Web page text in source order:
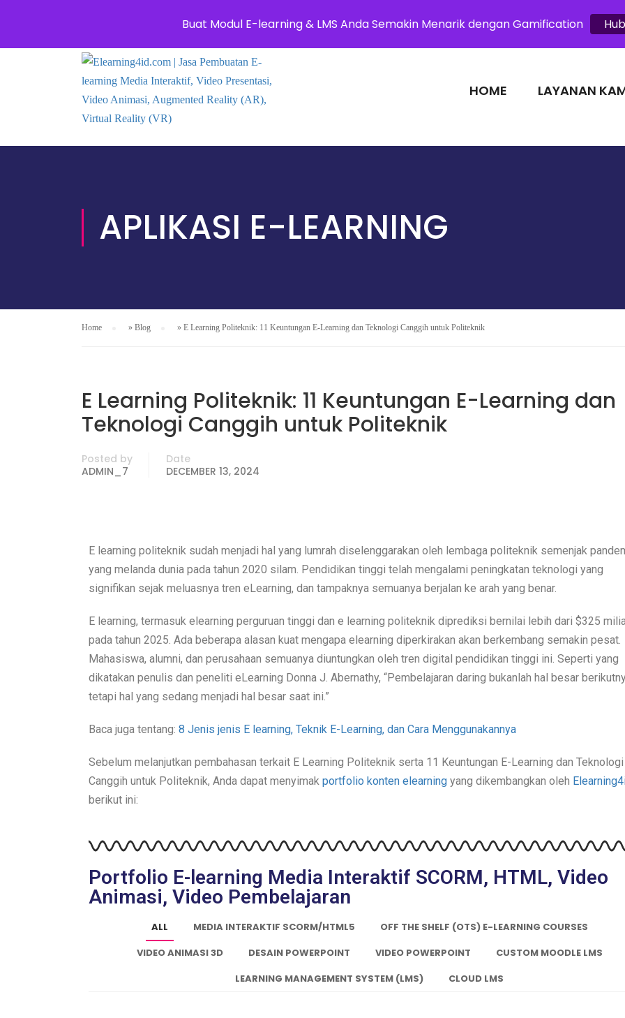
info@elearning4id.com
HOME LAYANAN
APLIKASI E-LEARNING
Home » Blog » E Learning Politeknik: 11 Keuntungan E-Learning dan Teknologi Canggih untuk Politeknik
E Learning Politeknik: 11 Keuntungan E-Learning dan
Teknologi Canggih untuk Politeknik
Posted by
ADMIN_7
Date
DECEMBER 13, 2024
E learning politeknik sudah menjadi hal yang lumrah diselenggarakan oleh lembaga politeknik semenjak
yang melanda dunia pada tahun 2020 silam. Pendidikan tinggi telah mengalami peningkatan teknologi yang
signifikan sejak meluasnya tren eLearning, dan tampaknya semuanya berjalan ke arah yang benar.
E learning, termasuk elearning perguruan tinggi dan e learning politeknik diprediksi bernilai lebih dari $325
pada tahun 2025. Ada beberapa alasan kuat mengapa elearning diperkirakan akan berkembang semakin pesat.
Mahasiswa, alumni, dan perusahaan semuanya diuntungkan oleh tren digital pendidikan tinggi ini. Seperti yang
dikatakan penulis dan peneliti eLearning Donna J. Abernathy, “Pembelajaran daring bukanlah hal besar
tetapi hal yang sedang menjadi hal besar saat ini.”
Baca juga tentang: 8 Jenis jenis E learning, Teknik E-Learning, dan Cara Menggunakannya
Sebelum melanjutkan pembahasan terkait E Learning Politeknik serta 11 Keuntungan E-Learning dan Teknologi
Canggih untuk Politeknik, Anda dapat menyimak portfolio konten elearning yang dikembangkan oleh
berikut ini:
Portfolio E-learning Media Interaktif SCORM, HTML, Video
Animasi, Video Pembelajaran
ALL MEDIA INTERAKTIF SCORM/HTML5
OFF THE SHELF (OTS) E-LEARNING COURSES
VIDEO ANIMASI 3D
DESAIN POWERPOINT VIDEO POWERPOINT
CUSTOM MOODLE LMS
LEARNING MANAGEMENT SYSTEM (LMS)
CLOUD LMS
Buat Modul E-learning & LMS Anda Semakin Menarik dengan Gamification